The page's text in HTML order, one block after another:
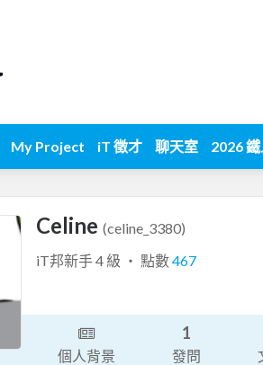
My Project iT 徵才 聊天室 2026
Celine (celine_3380)
iT邦新手 4 級 ‧ 點數467
個人背景
1
發問